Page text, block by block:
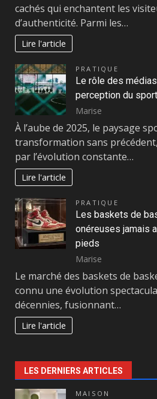
cachés qui enchantent les
d’authenticité. Parmi les…
Lire l'article
PRATIQUE
Le rôle des
perception du sport
Marise
À l’aube de 2025, le paysage
transformation sans
par l’évolution constante…
Lire l'article
PRATIQUE
Les baskets de
onéreuses jamais
pieds
Marise
Le marché des baskets de
connu une évolution
décennies, fusionnant…
Lire l'article
LES DERNIERS ARTICLES
MAISON